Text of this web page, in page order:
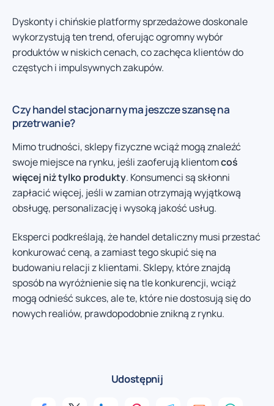
Dyskonty i chińskie platformy sprzedażowe doskonale
wykorzystują ten trend, oferując ogromny wybór
produktów w niskich cenach, co zachęca klientów do
częstych i impulsywnych zakupów.
Czy handel stacjonarny ma jeszcze szansę na
przetrwanie?
Mimo trudności, sklepy fizyczne wciąż mogą znaleźć
swoje miejsce na rynku, jeśli zaoferują klientomcoś
więcej niż tylko produkty. Konsumenci są skłonni
zapłacić więcej, jeśli w zamian otrzymają wyjątkową
obsługę, personalizację i wysoką jakość usług.
Eksperci podkreślają, że handel detaliczny musi przestać
konkurować ceną, a zamiast tego skupić się na
budowaniu relacji z klientami. Sklepy, które znajdą
sposób na wyróżnienie się na tle konkurencji, wciąż
mogą odnieść sukces, ale te, które nie dostosują się do
nowych realiów, prawdopodobnie znikną z rynku.
Udostępnij